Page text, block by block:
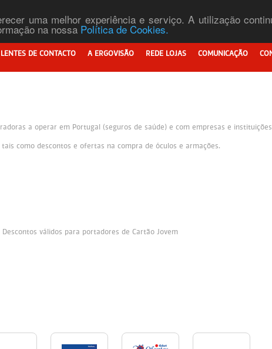
uma melhor experiência e serviço. A utilização
na nossa Política de Cookies.
LENTES DE CONTACTO A ERGOVISÃO REDE LOJAS COMUNICAÇÃO
a operar em Portugal (seguros de saúde) e com empresas e
como descontos e ofertas na compra de óculos e armações.
válidos para portadores de Cartão Jovem